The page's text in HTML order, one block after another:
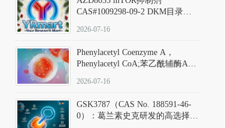
CAS#1009298-09-2 DKM目录号
激酶抑制剂的深度剖析
2026-07-16
Phenylacetyl Coenzyme A，
Phenylacetyl CoA;苯乙酰辅酶A
2026-07-16
GSK3787（CAS No. 188591-46-
0）：葛兰素史克研发的高选择